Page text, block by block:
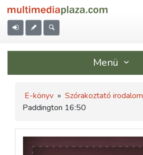
Menü
E-könyv » Szórakoztató irodalom
Paddington 16:50